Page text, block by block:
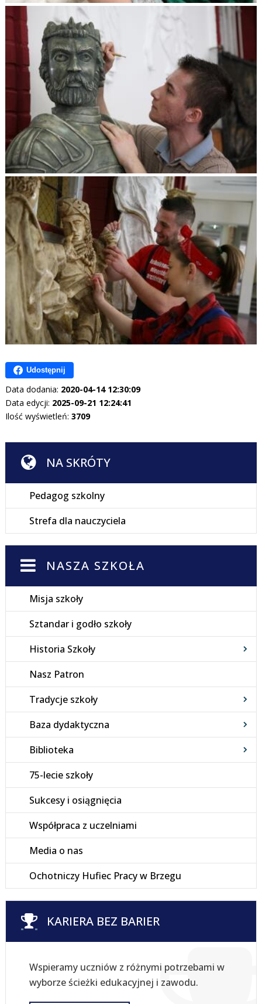
Udostępnij
Data dodania: 2020-04-14 12:30:09
Data edycji: 2025-09-21 12:24:41
Ilość wyświetleń: 3709
NA SKRÓTY
Pedagog szkolny
Strefa dla nauczyciela
NASZA SZKOŁA
Misja szkoły
Sztandar i godło szkoły
Historia Szkoły
Nasz Patron
Tradycje szkoły
Baza dydaktyczna
Biblioteka
75-lecie szkoły
Sukcesy i osiągnięcia
Współpraca z uczelniami
Media o nas
Ochotniczy Hufiec Pracy w Brzegu
KARIERA BEZ BARIER
Wspieramy uczniów z różnymi potrzebami w
wyborze ścieżki edukacyjnej i zawodu.